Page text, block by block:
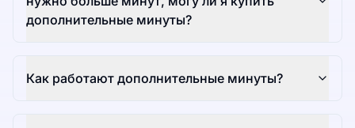
дополнительные минуты?
Как работают дополнительные минуты?